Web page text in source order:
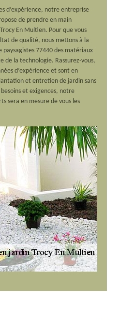
d’expérience, notre entreprise
de prendre en main
En Multien. Pour que vous
de qualité, nous mettons à la
paysagistes 77440 des matériaux
de la technologie. Rassurez-vous,
d’expérience et sont en
et entretien de jardin sans
et exigences, notre
sera en mesure de vous les